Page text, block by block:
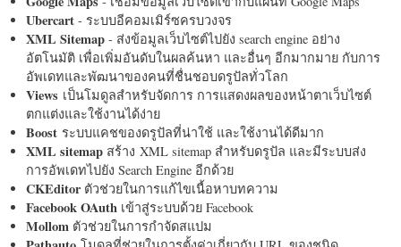
Ubercart - ระบบอีคอมเมิร์ซครบวงจร
XML Sitemap - ส่งข้อมูลเว็บไซต์ไปยัง search engine อย่าง
อัตโนมัติ เพื่อเพิ่มอันดับในผลค้นหา และอื่นๆ อีกมากมาย กับการ
อัพเดทและพัฒนาของคนที่ชื่นชอบดรูปัลทั่วโลก
Views เป็นโมดูลสำหรับจัดการ การแสดงผลของหน้าตาเว็บไซต์
ตกแต่งและใช้งานได้ง่าย
Boost ระบบแคชของดรูปัลที่น่าใช้ และใช้งานได้ดีมาก
XML sitemap สร้าง XML sitemap สำหรับดรูปัล และมีระบบส่ง
การอัพเดทไปยัง Search Engine อีกด้วย
CKEditorตัวช่วยในการแก้ไขเนื้อหาบทความ
Facebook OAuth เข้าสู่ระบบด้วย Facebook
Mollom ตัวช่วยในการกำจัดสแปม